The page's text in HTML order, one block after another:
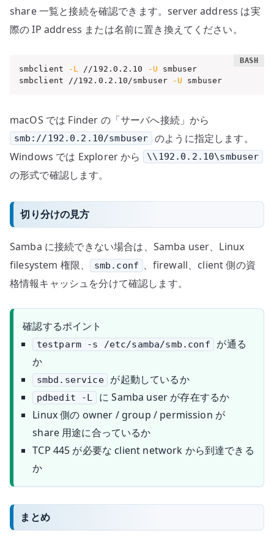
share 一覧と接続を確認できます。server address は実
際の IP address または名前に置き換えてください。
smbclient -L //192.0.2.10 -U smbuser
smbclient //192.0.2.10/smbuser
-U smbuser
macOS では Finder の「サーバへ接続」から
smb://192.0.2.10/smbuser
のように指定します。
Windows では Explorer から
\\192.0.2.10\smbuser
の形式で確認します。
切り分けの見方
Samba に接続できない場合は、Samba user、Linux
filesystem 権限、
smb.conf 、firewall、client 側の資
格情報キャッシュを分けて確認します。
確認するポイント
testparm -s /etc/samba/smb.conf
が通る
か
smbd.service が起動しているか
pdbedit -L
に Samba user が存在するか
Linux 側の owner / group / permission が
share 用途に合っているか
TCP 445 が必要な client network から到達できる
か
まとめ